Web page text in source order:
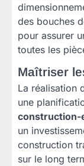
des bouches
pour assurer
toutes les
Maîtriser
La réalisation
une
construction-
un
construction
sur le long